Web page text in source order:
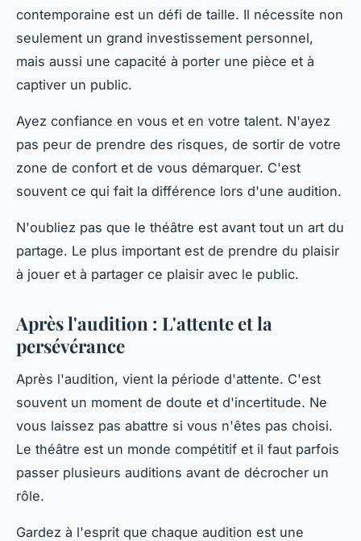
contemporaine est un défi de taille. Il nécessite non
seulement un grand investissement personnel,
mais aussi une capacité à porter une pièce et à
captiver un public.
Ayez confiance en vous et en votre talent. N'ayez
pas peur de prendre des risques, de sortir de votre
zone de confort et de vous démarquer. C'est
souvent ce qui fait la différence lors d'une audition.
N'oubliez pas que le théâtre est avant tout un art du
partage. Le plus important est de prendre du plaisir
à jouer et à partager ce plaisir avec le public.
Après l'audition : L'attente et la
persévérance
Après l'audition, vient la période d'attente. C'est
souvent un moment de doute et d'incertitude. Ne
vous laissez pas abattre si vous n'êtes pas choisi.
Le théâtre est un monde compétitif et il faut parfois
passer plusieurs auditions avant de décrocher un
rôle.
Gardez à l'esprit que chaque audition est une